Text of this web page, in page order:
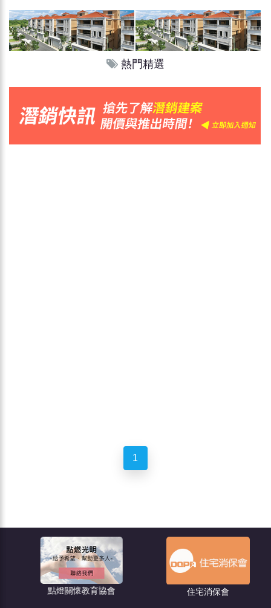
熱門精選
1
點燈關懷教育協會 住宅消保會